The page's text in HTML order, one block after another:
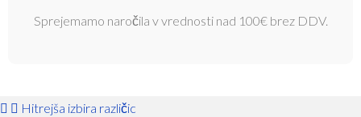
Sprejemamo naročila v vrednosti nad 100€ brez DDV.
Hitrejša izbira različic